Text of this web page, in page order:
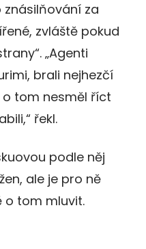
za
zvláště pokud
„Agenti
brali nejhezčí
o tom nesměl říct
řekl.
podle něj
ale je pro ně
o tom mluvit.